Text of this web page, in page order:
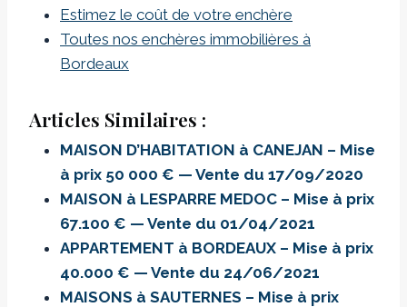
Estimez le coût de votre enchère
Toutes nos enchères immobilières à
Bordeaux
Articles Similaires :
MAISON D’HABITATION à CANEJAN – Mise
à prix 50 000 € — Vente du 17/09/2020
MAISON à LESPARRE MEDOC – Mise à prix
67.100 € — Vente du 01/04/2021
APPARTEMENT à BORDEAUX – Mise à prix
40.000 € — Vente du 24/06/2021
MAISONS à SAUTERNES – Mise à prix